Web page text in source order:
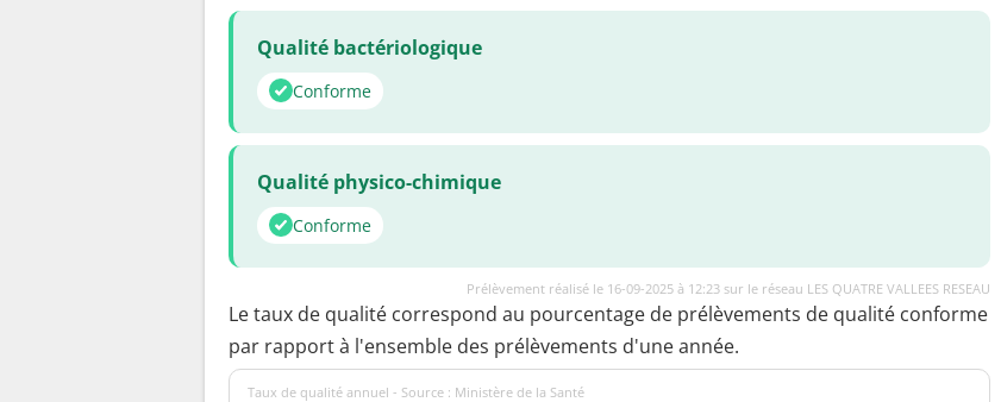
Qualité bactériologique
Conforme
Qualité physico-chimique
Conforme
Prélèvement réalisé le 16-09-2025 à 12:23 sur le réseau LES QUATRE VALLEES RESEAU
Le taux de qualité correspond au pourcentage de prélèvements de qualité conforme
par rapport à l'ensemble des prélèvements d'une année.
Taux de qualité annuel - Source : Ministère de la Santé